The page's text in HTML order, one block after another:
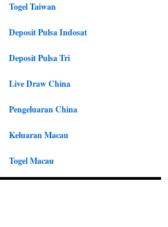
Togel Taiwan
Deposit Pulsa Indosat
Deposit Pulsa Tri
Live Draw China
Pengeluaran China
Keluaran Macau
Togel Macau